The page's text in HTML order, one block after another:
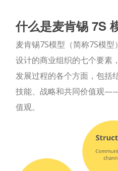
什么是麦肯锡 7S
麦肯锡7S模型（简称7S模
设计的商业组织的七个要素
发展过程的各个方面，包括
技能、战略和共同价值观
值观。